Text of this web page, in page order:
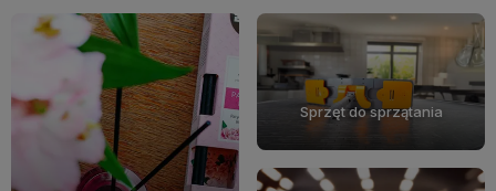
Sprzęt do sprzątania